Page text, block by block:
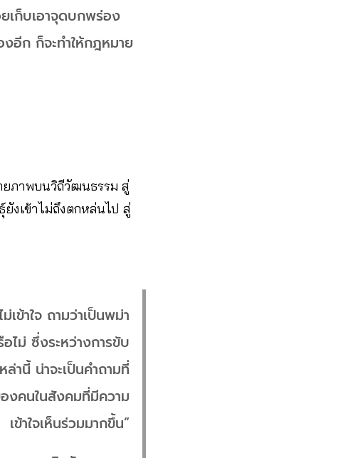
เก็บเอาจุดบกพร่อง
อีก ก็จะทำให้กฎหมาย
ยภาพบนวิถีวัฒนธรรม สู่
งเข้าไม่ถึงตกหล่นไป สู่
ข้าใจ ถามว่าเป็นพม่า
ไม่ ซึ่งระหว่างการขับ
านี้ น่าจะเป็นคำถามที่
งคนในสังคมที่มีความ
เข้าใจเห็นร่วมมากขึ้น”